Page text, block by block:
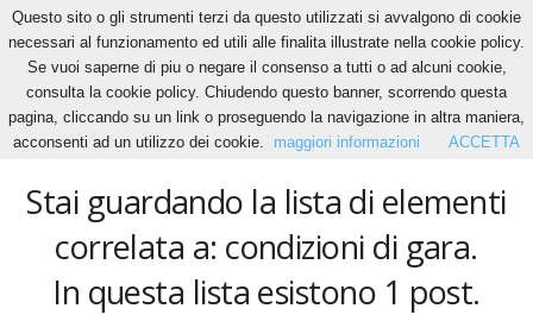
Home Tags Condizioni di gara
condizioni di gara
Stai guardando la lista di elementi
correlata a: condizioni di gara.
In questa lista esistono 1 post.
Questo sito o gli strumenti terzi da questo utilizzati si avvalgono di cookie
necessari al funzionamento ed utili alle finalita illustrate nella cookie policy.
Se vuoi saperne di piu o negare il consenso a tutti o ad alcuni cookie,
consulta la cookie policy. Chiudendo questo banner, scorrendo questa
pagina, cliccando su un link o proseguendo la navigazione in altra maniera,
acconsenti ad un utilizzo dei cookie.
maggiori informazioni ACCETTA